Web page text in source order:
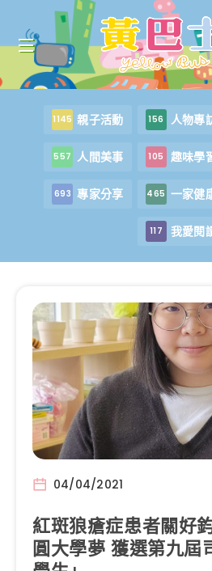
1145 親子活動 156 人物專
557 人間美事 105 趣味學
693 專家分享 465 一家健
117 我愛閱
04/04/2021
紅斑狼瘡症患者關好
圓大學夢 獲選第九屆